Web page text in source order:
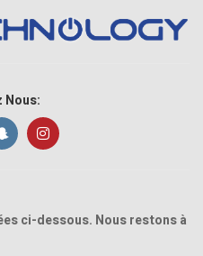
Nous:
ci-dessous. Nous restons à